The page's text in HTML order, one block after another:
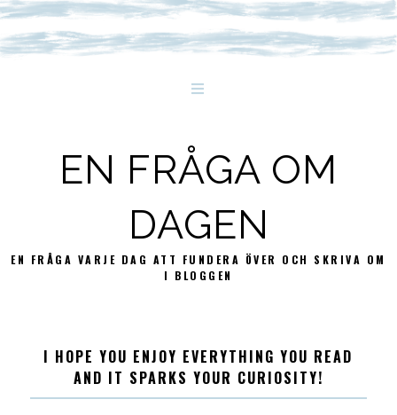
EN FRÅGA OM
DAGEN
EN FRÅGA VARJE DAG ATT FUNDERA ÖVER OCH SKRIVA OM
I BLOGGEN
I HOPE YOU ENJOY EVERYTHING YOU READ
AND IT SPARKS YOUR CURIOSITY!